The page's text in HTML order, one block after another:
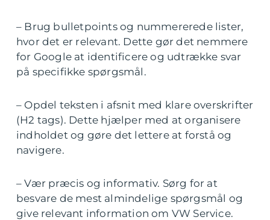
– Brug bulletpoints og nummererede lister,
hvor det er relevant. Dette gør det nemmere
for Google at identificere og udtrække svar
på specifikke spørgsmål.
– Opdel teksten i afsnit med klare overskrifter
(H2 tags). Dette hjælper med at organisere
indholdet og gøre det lettere at forstå og
navigere.
– Vær præcis og informativ. Sørg for at
besvare de mest almindelige spørgsmål og
give relevant information om VW Service.